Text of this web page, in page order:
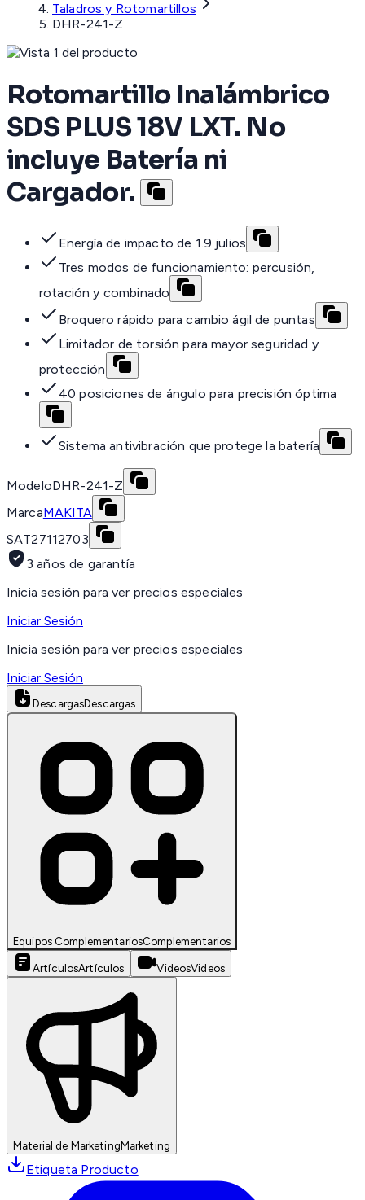
Taladros y Rotomartillos
DHR-241-Z
Rotomartillo Inalámbrico
SDS PLUS 18V LXT. No
incluye Batería ni
Cargador.
Energía de impacto de 1.9 julios
Tres modos de funcionamiento: percusión,
rotación y combinado
Broquero rápido para cambio ágil de puntas
Limitador de torsión para mayor seguridad y
protección
40 posiciones de ángulo para precisión óptima
Sistema antivibración que protege la batería
ModeloDHR-241-Z
MarcaMAKITA
SAT27112703
3 años de garantía
Inicia sesión para ver precios especiales
Iniciar Sesión
Inicia sesión para ver precios especiales
Iniciar Sesión
DescargasDescargas
Equipos ComplementariosComplementarios
ArtículosArtículos VideosVideos
Material de MarketingMarketing
Etiqueta Producto